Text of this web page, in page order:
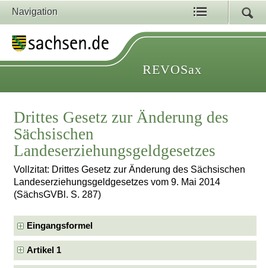
Navigation
REVOSax
Drittes Gesetz zur Änderung des
Sächsischen
Landeserziehungsgeldgesetzes
Vollzitat: Drittes Gesetz zur Änderung des Sächsischen
Landeserziehungsgeldgesetzes vom 9. Mai 2014
(SächsGVBl. S. 287)
Eingangsformel
Artikel 1